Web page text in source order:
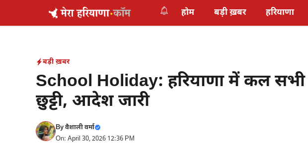
होम बड़ी ख़बर हरियाणा
बड़ी ख़बर
School Holiday: हरियाणा में कल सभी
छुट्टी, आदेश जारी
Byवैशाली वर्मा
On: April 30, 2026 12:36 PM